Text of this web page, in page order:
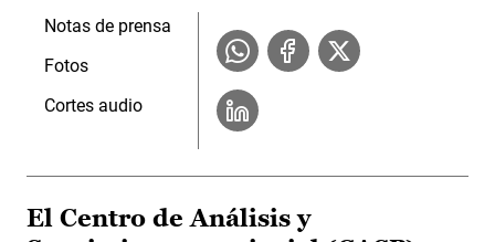
Notas de prensa
Fotos
Cortes audio
El Centro de Análisis y